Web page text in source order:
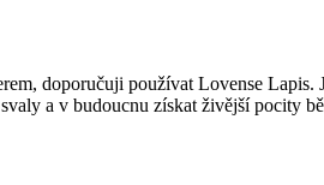
doporučuji používat Lovense
a v budoucnu získat živější pocity